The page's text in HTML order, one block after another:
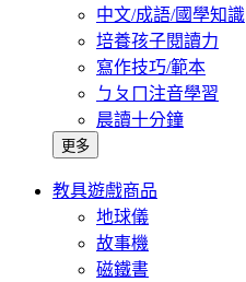
中文/成語/國學知識
培養孩子閱讀力
寫作技巧/範本
ㄅㄆㄇ注音學習
晨讀十分鐘
更多
教具遊戲商品
地球儀
故事機
磁鐵書